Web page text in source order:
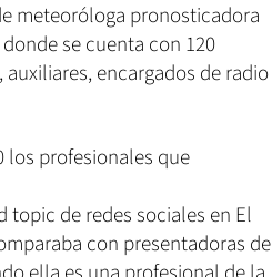
meteoróloga pronosticadora
se cuenta con 120
encargados de radio
los profesionales que
topic de redes sociales en El
con presentadoras de